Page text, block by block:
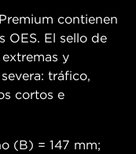
contienen
OES. El sello de
y
tráfico,
cortos e
(B) = 147 mm;